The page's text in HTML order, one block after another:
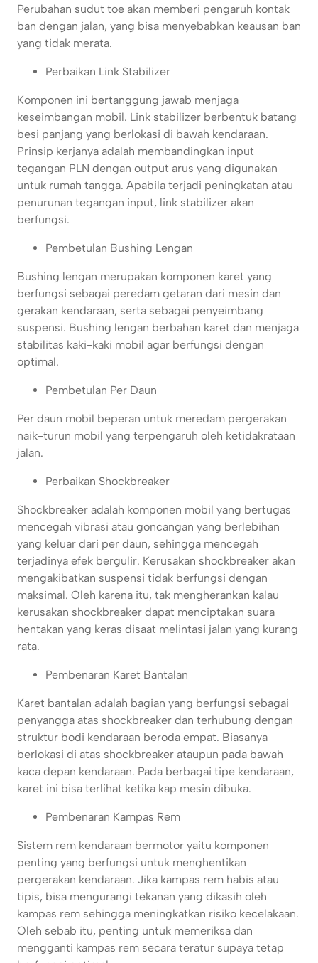
Perubahan sudut toe akan memberi pengaruh kontak
ban dengan jalan, yang bisa menyebabkan keausan ban
yang tidak merata.
Perbaikan Link Stabilizer
Komponen ini bertanggung jawab menjaga
keseimbangan mobil. Link stabilizer berbentuk batang
besi panjang yang berlokasi di bawah kendaraan.
Prinsip kerjanya adalah membandingkan input
tegangan PLN dengan output arus yang digunakan
untuk rumah tangga. Apabila terjadi peningkatan atau
penurunan tegangan input, link stabilizer akan
berfungsi.
Pembetulan Bushing Lengan
Bushing lengan merupakan komponen karet yang
berfungsi sebagai peredam getaran dari mesin dan
gerakan kendaraan, serta sebagai penyeimbang
suspensi. Bushing lengan berbahan karet dan menjaga
stabilitas kaki-kaki mobil agar berfungsi dengan
optimal.
Pembetulan Per Daun
Per daun mobil beperan untuk meredam pergerakan
naik-turun mobil yang terpengaruh oleh ketidakrataan
jalan.
Perbaikan Shockbreaker
Shockbreaker adalah komponen mobil yang bertugas
mencegah vibrasi atau goncangan yang berlebihan
yang keluar dari per daun, sehingga mencegah
terjadinya efek bergulir. Kerusakan shockbreaker akan
mengakibatkan suspensi tidak berfungsi dengan
maksimal. Oleh karena itu, tak mengherankan kalau
kerusakan shockbreaker dapat menciptakan suara
hentakan yang keras disaat melintasi jalan yang kurang
rata.
Pembenaran Karet Bantalan
Karet bantalan adalah bagian yang berfungsi sebagai
penyangga atas shockbreaker dan terhubung dengan
struktur bodi kendaraan beroda empat. Biasanya
berlokasi di atas shockbreaker ataupun pada bawah
kaca depan kendaraan. Pada berbagai tipe kendaraan,
karet ini bisa terlihat ketika kap mesin dibuka.
Pembenaran Kampas Rem
Sistem rem kendaraan bermotor yaitu komponen
penting yang berfungsi untuk menghentikan
pergerakan kendaraan. Jika kampas rem habis atau
tipis, bisa mengurangi tekanan yang dikasih oleh
kampas rem sehingga meningkatkan risiko kecelakaan.
Oleh sebab itu, penting untuk memeriksa dan
mengganti kampas rem secara teratur supaya tetap